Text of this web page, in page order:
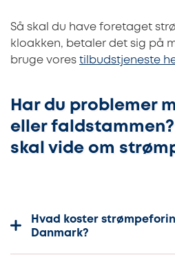
Så skal du have foretaget
kloakken, betaler det sig på
bruge vores tilbudstjeneste
Har du problemer
eller faldstammen?
skal vide om
Hvad koster
Danmark?